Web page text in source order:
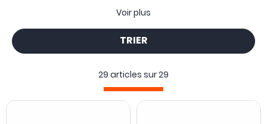
contenus. Disponible en plusieurs versions, il y a forcément
le produit qui va correspondre à votre besoin.
Voir plus
TRIER
29 articles sur29